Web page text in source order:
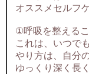
オススメセルフ
①呼吸を整える
これは、いつで
やり方は、自分
ゆっくり深く長